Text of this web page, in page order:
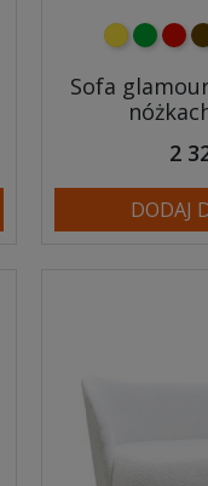
żółtyzielony
Sofa
2
DODAJ